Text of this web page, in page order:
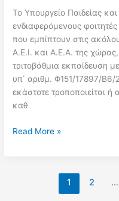
Το Υπουργείο Παιδείας
ενδιαφερόμενους
που εμπίπτουν στις
Α.Ε.Ι. και Α.Ε.Α. της χώρας,
τριτοβάθμια εκπαίδευση
υπ΄ αριθμ. Φ151/17897/
εκάστοτε τροποποιείται ή
καθ
Μετεγγραφές/
Read More »
1 2 …